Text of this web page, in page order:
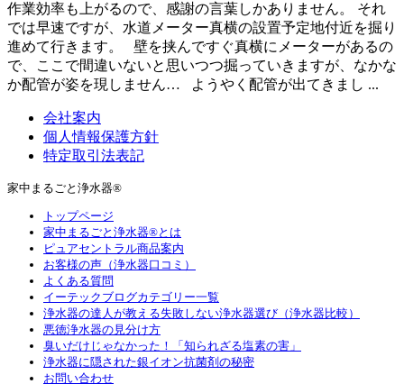
作業効率も上がるので、感謝の言葉しかありません。 それ
では早速ですが、水道メーター真横の設置予定地付近を掘り
進めて行きます。 壁を挟んですぐ真横にメーターがあるの
で、ここで間違いないと思いつつ掘っていきますが、なかな
か配管が姿を現しません… ようやく配管が出てきまし ...
会社案内
個人情報保護方針
特定取引法表記
家中まるごと浄水器®
トップページ
家中まるごと浄水器®とは
ピュアセントラル商品案内
お客様の声（浄水器口コミ）
よくある質問
イーテックブログカテゴリー一覧
浄水器の達人が教える失敗しない浄水器選び（浄水器比較）
悪徳浄水器の見分け方
臭いだけじゃなかった！「知られざる塩素の害」
浄水器に隠された銀イオン抗菌剤の秘密
お問い合わせ